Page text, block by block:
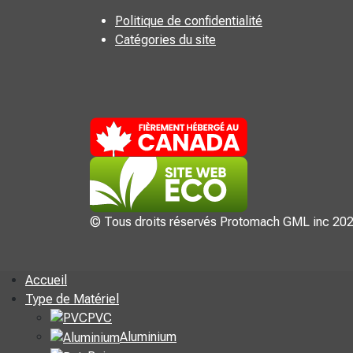
Politique de confidentialité
Catégories du site
© Tous droits réservés Protomach GML inc
Accueil
Type de Matériel
PVC
Aluminium